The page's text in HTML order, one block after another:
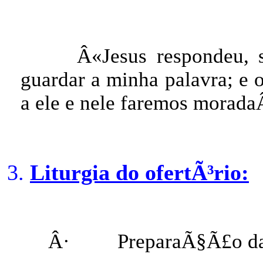
Â«Jesus
guardar a minha palavra; e
a ele e nele faremos
Liturgia do ofertÃ³rio:
Â·
PreparaÃ§Ã£o